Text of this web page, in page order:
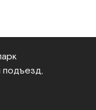
подъезд,